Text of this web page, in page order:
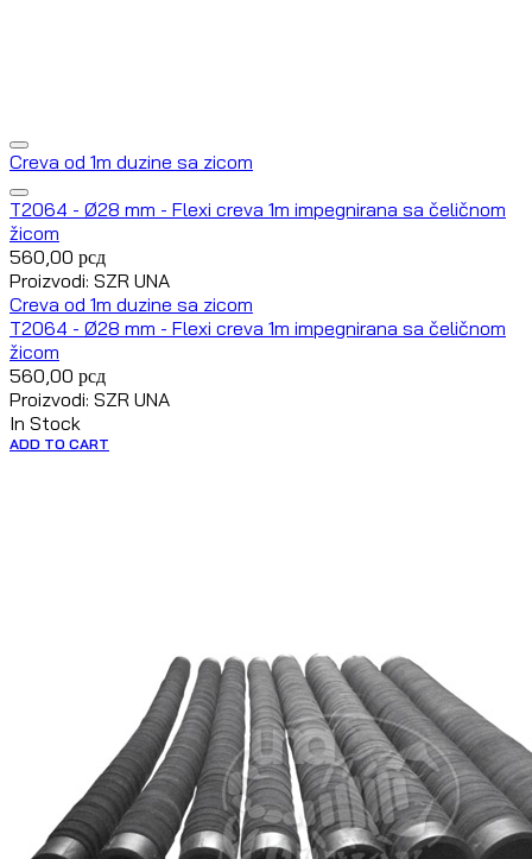
Creva od 1m duzine sa zicom
T2064 - Ø28 mm - Flexi creva 1m impegnirana sa čeličnom
žicom
560,00 рсд
Proizvodi: SZR UNA
Creva od 1m duzine sa zicom
T2064 - Ø28 mm - Flexi creva 1m impegnirana sa čeličnom
žicom
560,00 рсд
Proizvodi: SZR UNA
In Stock
ADD TO CART